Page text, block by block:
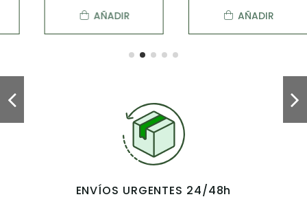
AÑADIR AÑADIR
ENVÍOS URGENTES 24/48h